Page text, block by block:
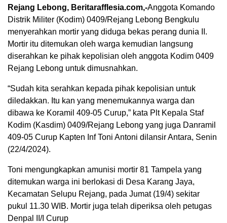
Rejang Lebong, Beritarafflesia.com,-Anggota Komando
Distrik Militer (Kodim) 0409/Rejang Lebong Bengkulu
menyerahkan mortir yang diduga bekas perang dunia II.
Mortir itu ditemukan oleh warga kemudian langsung
diserahkan ke pihak kepolisian oleh anggota Kodim 0409
Rejang Lebong untuk dimusnahkan.
“Sudah kita serahkan kepada pihak kepolisian untuk
diledakkan. Itu kan yang menemukannya warga dan
dibawa ke Koramil 409-05 Curup,” kata Plt Kepala Staf
Kodim (Kasdim) 0409/Rejang Lebong yang juga Danramil
409-05 Curup Kapten Inf Toni Antoni dilansir Antara, Senin
(22/4/2024).
Toni mengungkapkan amunisi mortir 81 Tampela yang
ditemukan warga ini berlokasi di Desa Karang Jaya,
Kecamatan Selupu Rejang, pada Jumat (19/4) sekitar
pukul 11.30 WIB. Mortir juga telah diperiksa oleh petugas
Denpal II/I Curup